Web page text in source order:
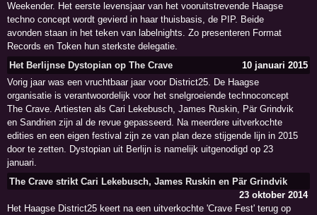
Weekender. Het eerste levensjaar van het vooruitstrevende Haagse
techno concept wordt gevierd in haar thuisbasis, de PIP. Beide
avonden staan in het teken van labelnights. Zo presenteren Format
Records en Token hun sterkste delegatie.
Het Berlijnse Dystopian op The Crave
10 januari 2015
Vorig jaar was een vruchtbaar jaar voor District25. De Haagse
organisatie is verantwoordelijk voor het snelgroeiende technoconcept
The Crave. Artiesten als Cari Lekebusch, James Ruskin, Pär Grindvik
en Sandrien zijn al de revue gepasseerd. Na meerdere uitverkochte
edities en een eigen festival zijn ze van plan deze stijgende lijn in 2015
door te zetten. Dystopian uit Berlijn is namelijk uitgenodigd op 23
januari.
The Crave strikt Cari Lekebusch, James Ruskin en Pär Grindvik
23 oktober 2014
Het Haagse District25 keert na een uitverkochte 'Crave Fest' terug op